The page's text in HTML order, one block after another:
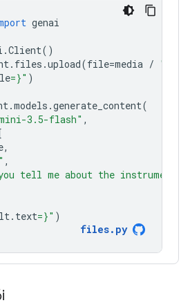
genai
.Client()
. files .upload(file=media /
=}" )
.models .generate_content(
3.5-flash" ,
,
" ,
tell me about the
. text=}" )
files. py